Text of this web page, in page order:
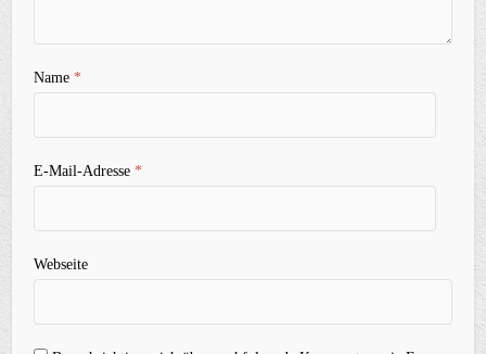
Name*
E-Mail-Adresse*
Webseite